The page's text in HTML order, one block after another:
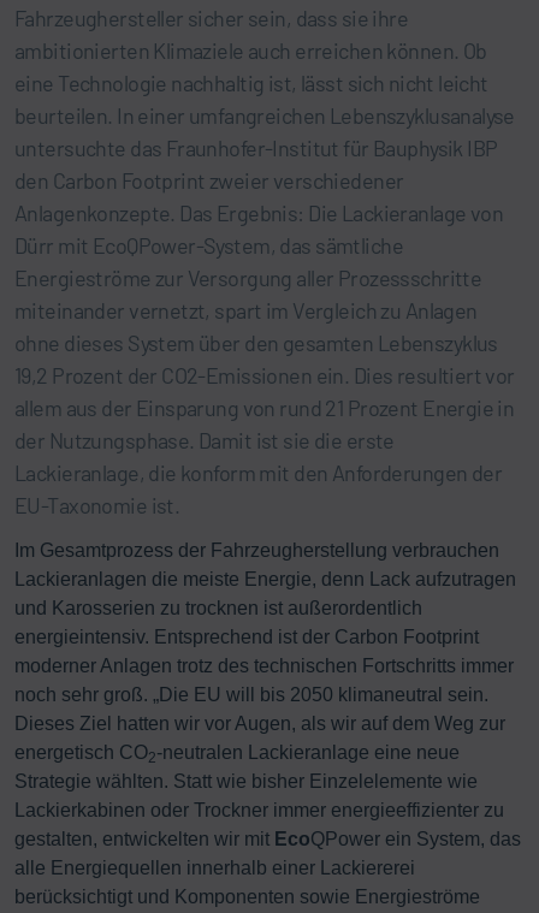
Fahrzeughersteller sicher sein, dass sie ihre
ambitionierten Klimaziele auch erreichen können. Ob
eine Technologie nachhaltig ist, lässt sich nicht leicht
beurteilen. In einer umfangreichen Lebenszyklusanalyse
untersuchte das Fraunhofer-Institut für Bauphysik IBP
den Carbon Footprint zweier verschiedener
Anlagenkonzepte. Das Ergebnis: Die Lackieranlage von
Dürr mit EcoQPower-System, das sämtliche
Energieströme zur Versorgung aller Prozessschritte
miteinander vernetzt, spart im Vergleich zu Anlagen
ohne dieses System über den gesamten Lebenszyklus
19,2 Prozent der CO2-Emissionen ein. Dies resultiert vor
allem aus der Einsparung von rund 21 Prozent Energie in
der Nutzungsphase. Damit ist sie die erste
Lackieranlage, die konform mit den Anforderungen der
EU-Taxonomie ist.
Im Gesamtprozess der Fahrzeugherstellung verbrauchen
Lackieranlagen die meiste Energie, denn Lack aufzutragen
und Karosserien zu trocknen ist außerordentlich
energieintensiv. Entsprechend ist der Carbon Footprint
moderner Anlagen trotz des technischen Fortschritts immer
noch sehr groß. „Die EU will bis 2050 klimaneutral sein.
Dieses Ziel hatten wir vor Augen, als wir auf dem Weg zur
energetisch CO2-neutralen Lackieranlage eine neue
Strategie wählten. Statt wie bisher Einzelelemente wie
Lackierkabinen oder Trockner immer energieeffizienter zu
gestalten, entwickelten wir mit EcoQPower ein System, das
alle Energiequellen innerhalb einer Lackiererei
berücksichtigt und Komponenten sowie Energieströme